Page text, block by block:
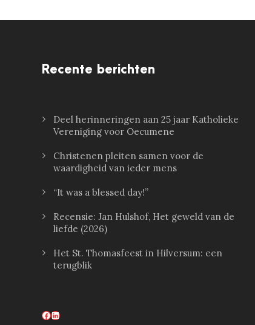
Recente berichten
Deel herinneringen aan 25 jaar Katholieke
Vereniging voor Oecumene
Christenen pleiten samen voor de
waardigheid van ieder mens
“It was a blessed day!”
Recensie: Jan Hulshof, Het geweld van de
liefde (2026)
Het St. Thomasfeest in Hilversum: een
terugblik
Facebook LinkedIn